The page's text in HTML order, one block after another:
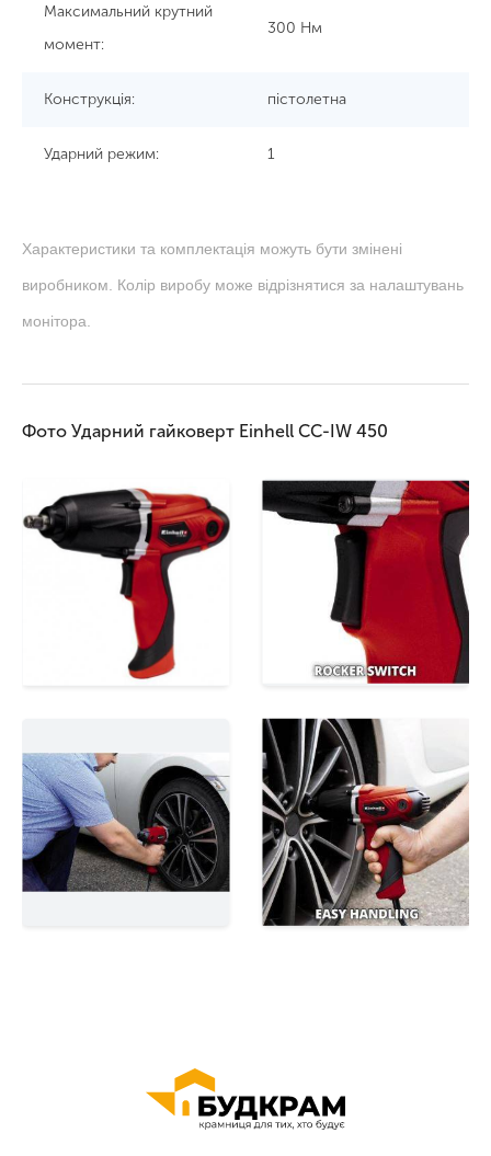
Максимальний крутний
момент:
300 Нм
Конструкція: пістолетна
Ударний режим: 1
Характеристики та комплектація можуть бути змінені
виробником. Колір виробу може відрізнятися за налаштувань
монітора.
Фото Ударний гайковерт Einhell CC-IW 450